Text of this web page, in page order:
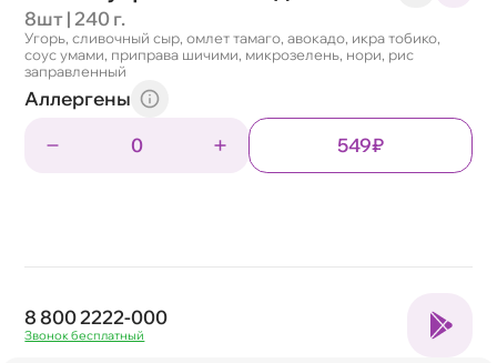
8шт | 240 г.
Угорь, сливочный сыр, омлет тамаго, авокадо, икра тобико,
соус умами, приправа шичими, микрозелень, нори, рис
заправленный
Аллергены
0
549₽
8 800 2222-000
Звонок бесплатный